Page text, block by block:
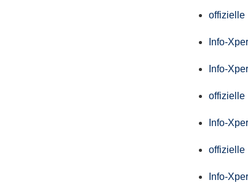
offizielle
Info-
Info-
offizielle
Info-
offizielle
Info-